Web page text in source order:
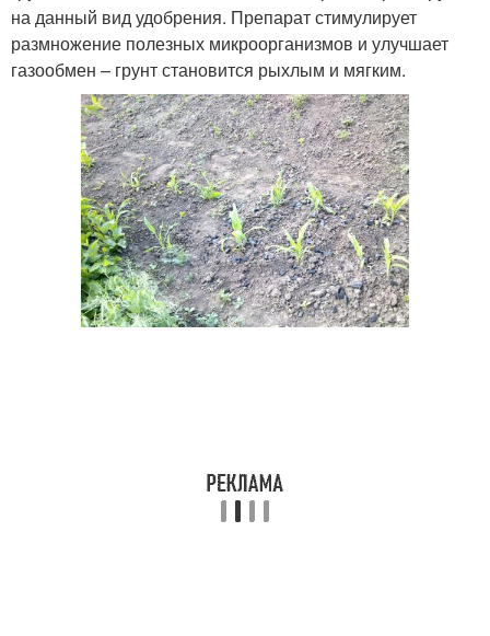
на данный вид удобрения. Препарат стимулирует
размножение полезных микроорганизмов и улучшает
газообмен – грунт становится рыхлым и мягким.